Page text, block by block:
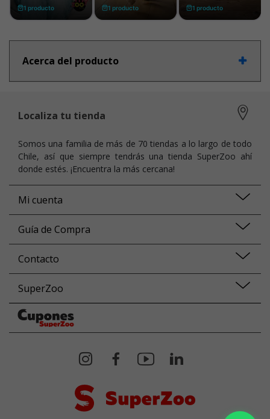
Acerca del producto
Localiza tu tienda
Somos una familia de más de 70 tiendas a lo largo de todo
Chile, así que siempre tendrás una tienda SuperZoo ahí
donde estés. ¡Encuentra la más cercana!
Mi cuenta
Guía de Compra
Contacto
SuperZoo